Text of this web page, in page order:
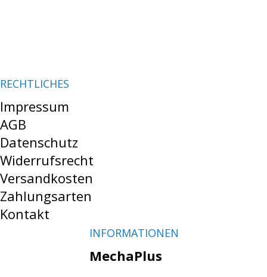
RECHTLICHES
Impressum
AGB
Datenschutz
Widerrufsrecht
Versandkosten
Zahlungsarten
Kontakt
INFORMATIONEN
MechaPlus